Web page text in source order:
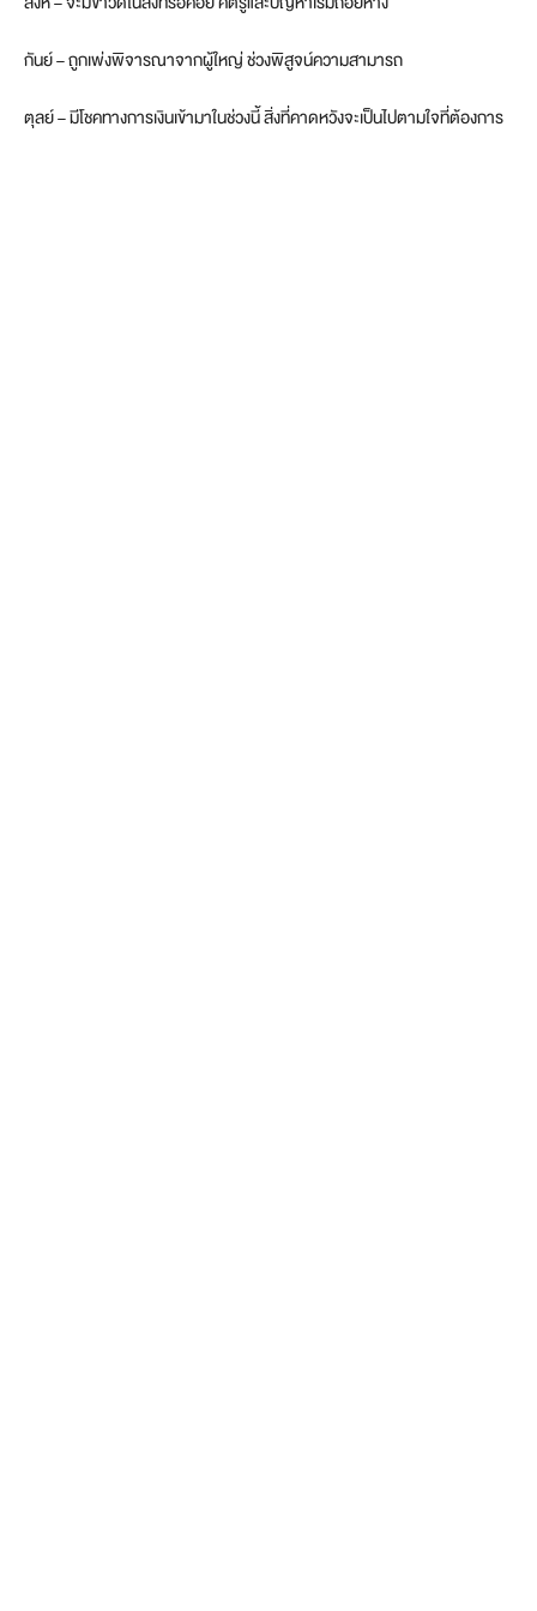
กันย์ – ถูกเพ่งพิจารณาจากผู้ใหญ่ ช่วงพิสูจน์ความสามารถ
ตุลย์ – มีโชคทางการเงินเข้ามาในช่วงนี้ สิ่งที่คาดหวังจะเป็นไปตามใจที่ต้องการ